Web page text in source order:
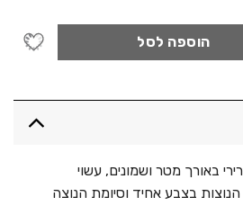
- עבה שני צבעים
הוספה לסל
באורך מטר ושמונים, עשוי
הנוצות בצבע אחיד וסיומת הנוצה